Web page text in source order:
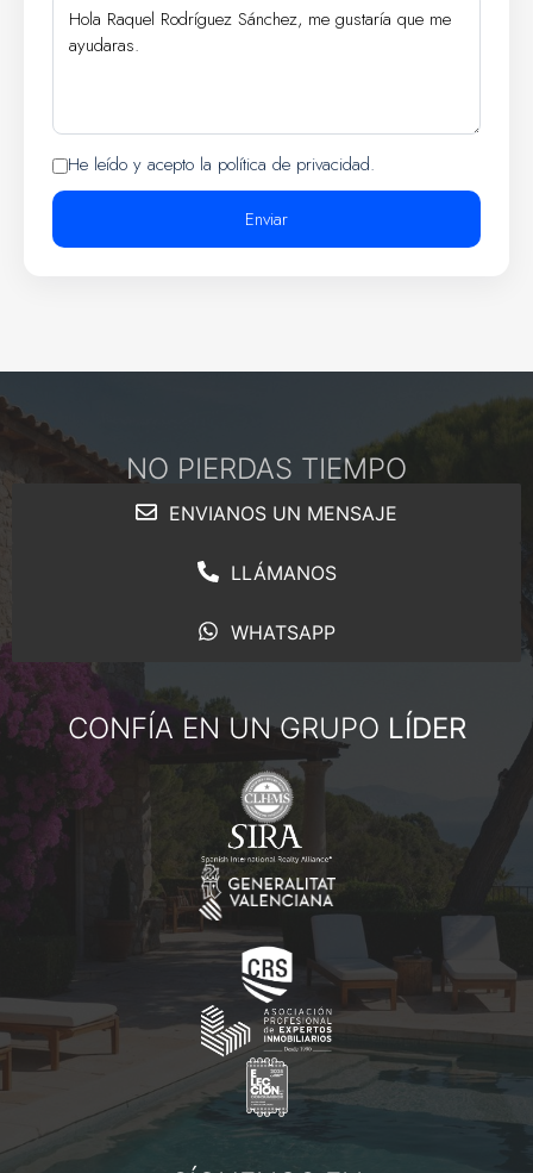
He leído y acepto la política de privacidad.
Enviar
NO PIERDAS TIEMPO
ENVIANOS UN MENSAJE
LLÁMANOS
WHATSAPP
CONFÍA EN UN GRUPO LÍDER